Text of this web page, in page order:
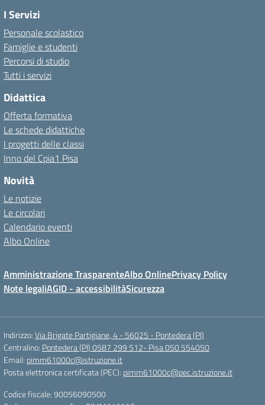
I Servizi
Personale scolastico
Famiglie e studenti
Percorsi di studio
Tutti i servizi
Didattica
Offerta formativa
Le schede didattiche
I progetti delle classi
Inno del Cpia1 Pisa
Novità
Le notizie
Le circolari
Calendario eventi
Albo Online
Amministrazione TrasparenteAlbo OnlinePrivacy Policy
Note legaliAGID - accessibilitàSicurezza
Indirizzo:Via Brigate Partigiane, 4 - 56025 - Pontedera (PI)
Centralino: Pontedera (PI) 0587 299 512- Pisa 050 554050
Email: pimm61000c@istruzione.it
Posta elettronica certificata (PEC): pimm61000c@pec.istruzione.it
Codice fiscale: 90056090500